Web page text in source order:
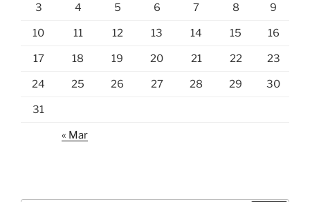
3 4 5 6 7 8 9
10 11 12 13 14 15 16
17 18 19 20 21 22 23
24 25 26 27 28 29 30
31
« Mar